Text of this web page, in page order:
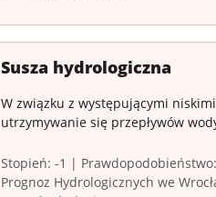
Susza hydrologiczna
W związku z występującymi
utrzymywanie się przepływów
Stopień: -1 |
Prognoz Hydrologicznych we